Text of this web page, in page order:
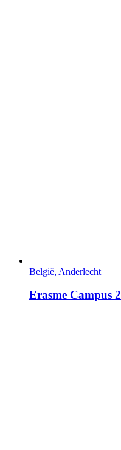
België, Anderlecht
Erasme Campus 2